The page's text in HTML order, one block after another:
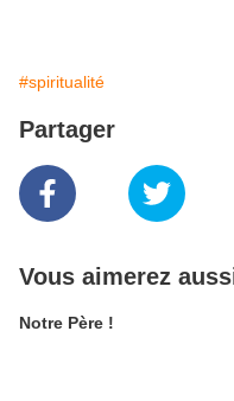
#spiritualité
Partager
Vous aimerez
Notre Père !